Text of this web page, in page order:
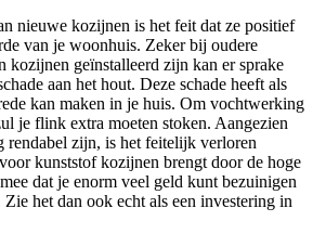
nieuwe kozijnen is het feit dat ze positief
van je woonhuis. Zeker bij oudere
kozijnen geïnstalleerd zijn kan er sprake
aan het hout. Deze schade heeft als
kan maken in je huis. Om vochtwerking
je flink extra moeten stoken. Aangezien
rendabel zijn, is het feitelijk verloren
kunststof kozijnen brengt door de hoge
dat je enorm veel geld kunt bezuinigen
het dan ook echt als een investering in